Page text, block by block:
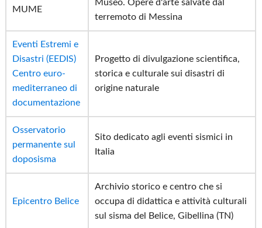
MUME
Museo. Opere d'arte salvate dal
terremoto di Messina
Eventi Estremi e
Disastri (EEDIS)
Centro euro-
mediterraneo di
documentazione
Progetto di divulgazione scientifica,
storica e culturale sui disastri di
origine naturale
Osservatorio
permanente sul
doposisma
Sito dedicato agli eventi sismici in
Italia
Epicentro Belice
Archivio storico e centro che si
occupa di didattica e attività culturali
sul sisma del Belice, Gibellina (TN)